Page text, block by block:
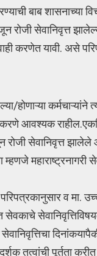
बाब शासनाच्या
सेवानिवृत्त
करणेत यावी.
होणाऱ्या
आवश्यक
रोजी सेवानिवृत्त
म्हणजे
व मा.
सेवानिवृत्तिचा
तत्वांची पूर्तता